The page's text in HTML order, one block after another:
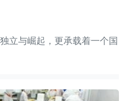
立与崛起，更承载着一个国